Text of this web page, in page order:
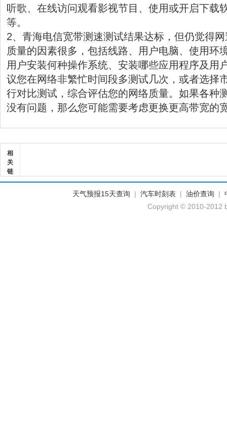
听歌、在线访问观看影视节目、使用或开启下载
等。
2、青海电信宽带测速测试结果达标，但仍觉得
质量的因素很多，包括线路、用户电脑、使用环
用户安装何种操作系统、安装哪些应用程序及用
议您在网络非繁忙时间段多测试几次，或者选择
行对比测试，综合评估您的网络质量。如果各种
没有问题，那么您可能需要考虑更换更高带宽的
相
关
链
天气预报15天查询 | 汽车时刻表 | 油价查询 |
Copyright © 2010-2012